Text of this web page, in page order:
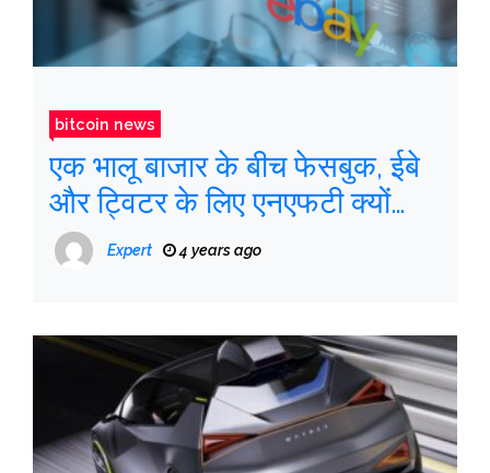
bitcoin news
एक भालू बाजार के बीच फेसबुक, ईबे
और ट्विटर के लिए एनएफटी क्यों
महत्वपूर्ण हैं
Expert 4 years ago